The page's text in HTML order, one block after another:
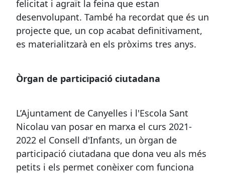
felicitat i agraït la feina que estan
desenvolupant. També ha recordat que és un
projecte que, un cop acabat definitivament,
es materialitzarà en els pròxims tres anys.
Òrgan de participació ciutadana
L’Ajuntament de Canyelles i l'Escola Sant
Nicolau van posar en marxa el curs 2021-
2022 el Consell d'Infants, un òrgan de
participació ciutadana que dona veu als més
petits i els permet conèixer com funciona